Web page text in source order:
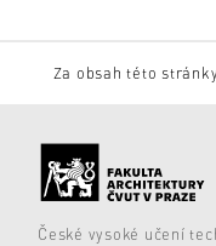
Za obsah této
České vysoké učení